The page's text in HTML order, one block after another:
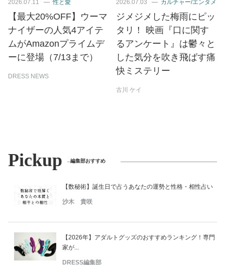
2026.07.11 性と愛
【最大20%OFF】ウーマ
ナイザーの人気4アイテ
ムがAmazonプライムデ
ーに登場（7/13まで）
DRESS NEWS
2026.07.03 カルチャー/エンタメ
ジメジメした梅雨にピッ
タリ！ 映画『口に関す
るアンケート』は鬱々と
した気分を吹き飛ばす痛
快ミステリー
古川 ケイ
Pickup 編集部おすすめ
【数秘術】誕生日で占うあなたの運勢と性格・相性占い
沙木 貴咲
【2026年】アダルトグッズのおすすめランキング！専門
家が...
DRESS編集部